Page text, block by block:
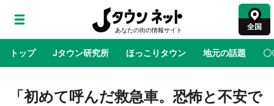
全国
トップ Jタウン研究所 ほっこりタウン 地元の話題 〇
地域×二次元 絶景 あの時はありがとう 物語がはじ
「初めて呼んだ救急車。恐怖と不安で